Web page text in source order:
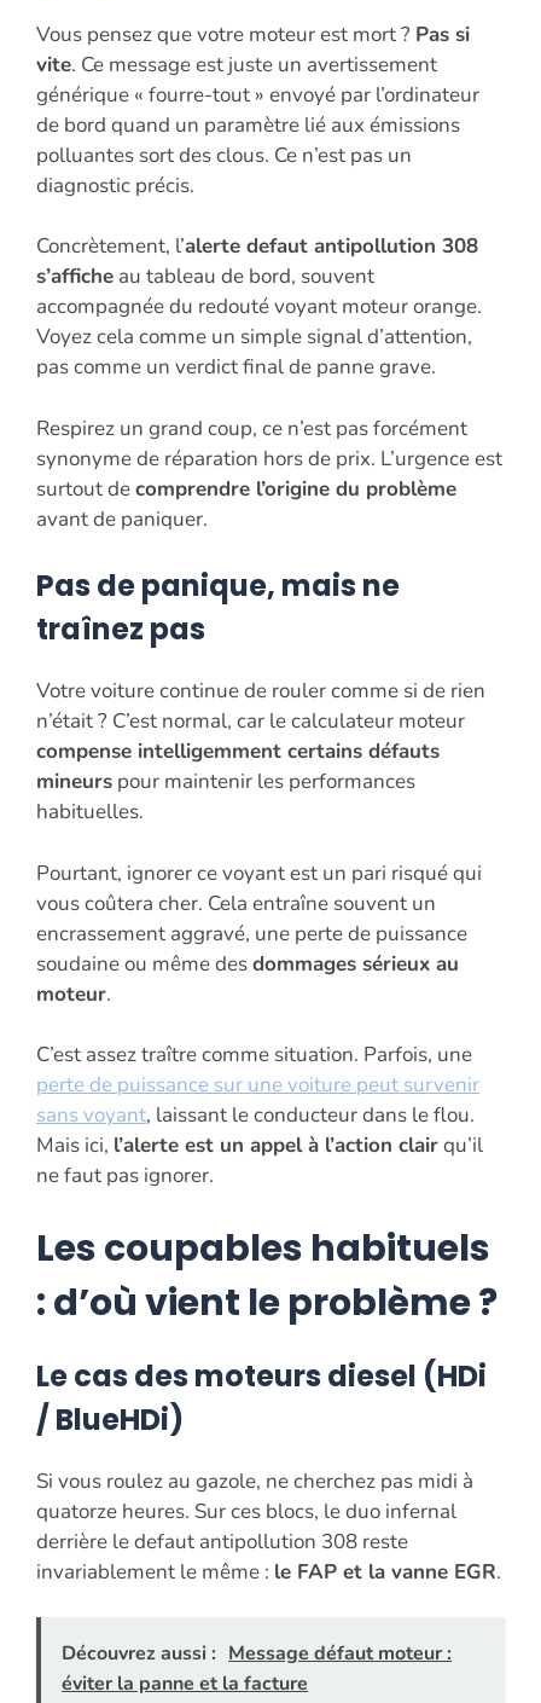
Vous pensez que votre moteur est mort ? Pas si
vite. Ce message est juste un avertissement
générique « fourre-tout » envoyé par l’ordinateur
de bord quand un paramètre lié aux émissions
polluantes sort des clous. Ce n’est pas un
diagnostic précis.
Concrètement, l’alerte defaut antipollution 308
s’affiche au tableau de bord, souvent
accompagnée du redouté voyant moteur orange.
Voyez cela comme un simple signal d’attention,
pas comme un verdict final de panne grave.
Respirez un grand coup, ce n’est pas forcément
synonyme de réparation hors de prix. L’urgence est
surtout decomprendre l’origine du problème
avant de paniquer.
Pas de panique, mais ne
traînez pas
Votre voiture continue de rouler comme si de rien
n’était ? C’est normal, car le calculateur moteur
compense intelligemment certains défauts
mineurs pour maintenir les performances
habituelles.
Pourtant, ignorer ce voyant est un pari risqué qui
vous coûtera cher. Cela entraîne souvent un
encrassement aggravé, une perte de puissance
soudaine ou même desdommages sérieux au
moteur.
C’est assez traître comme situation. Parfois, une
perte de puissance sur une voiture peut survenir
sans voyant, laissant le conducteur dans le flou.
Mais ici, l’alerte est un appel à l’action clairqu’il
ne faut pas ignorer.
Les coupables habituels
: d’où vient le problème ?
Le cas des moteurs diesel (HDi
/ BlueHDi)
Si vous roulez au gazole, ne cherchez pas midi à
quatorze heures. Sur ces blocs, le duo infernal
derrière le defaut antipollution 308 reste
invariablement le même : le FAP et la vanne EGR.
Découvrez aussi : Message défaut moteur :
éviter la panne et la facture